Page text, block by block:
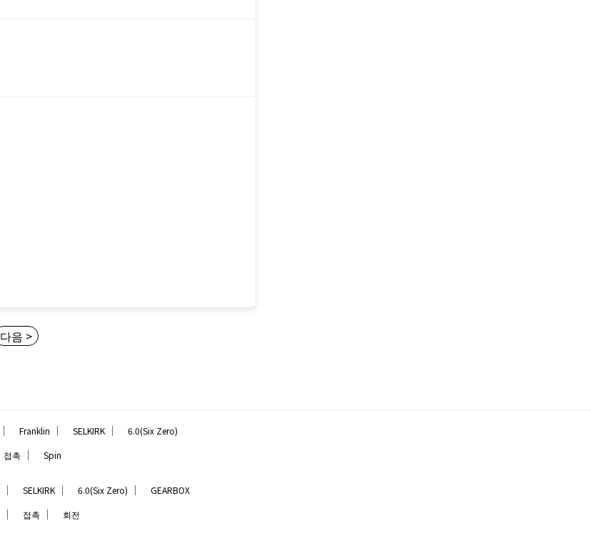
다음 >
｜ Franklin ｜ SELKIRK｜ 6.0(Six Zero)
접촉 ｜ Spin
｜ SELKIRK｜ 6.0(Six Zero) ｜ GEARBOX
｜ 접촉 ｜ 회전